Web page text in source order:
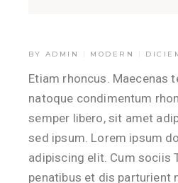
BY ADMIN MODERN
Etiam rhoncus. Maecenas
natoque condimentum
semper libero, sit amet
sed ipsum. Lorem ipsum
adipiscing elit. Cum sociis
penatibus et dis parturient